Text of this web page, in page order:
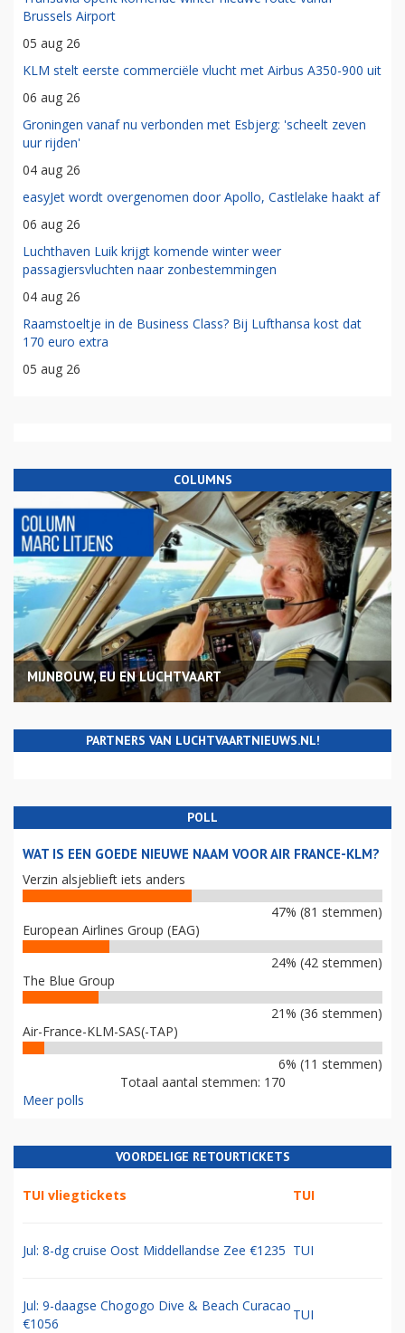
Brussels Airport
05 aug 26
KLM stelt eerste commerciële vlucht met Airbus A350-900 uit
06 aug 26
Groningen vanaf nu verbonden met Esbjerg: 'scheelt zeven
uur rijden'
04 aug 26
easyJet wordt overgenomen door Apollo, Castlelake haakt af
06 aug 26
Luchthaven Luik krijgt komende winter weer
passagiersvluchten naar zonbestemmingen
04 aug 26
Raamstoeltje in de Business Class? Bij Lufthansa kost dat
170 euro extra
05 aug 26
COLUMNS
MIJNBOUW, EU EN LUCHTVAART
PARTNERS VAN LUCHTVAARTNIEUWS.NL!
POLL
WAT IS EEN GOEDE NIEUWE NAAM VOOR AIR FRANCE-KLM?
Verzin alsjeblieft iets anders
47% (81 stemmen)
European Airlines Group (EAG)
24% (42 stemmen)
The Blue Group
21% (36 stemmen)
Air-France-KLM-SAS(-TAP)
6% (11 stemmen)
Totaal aantal stemmen: 170
Meer polls
VOORDELIGE RETOURTICKETS
TUI vliegtickets TUI
Jul: 8-dg cruise Oost Middellandse Zee €1235 TUI
Jul: 9-daagse Chogogo Dive & Beach Curacao
€1056
TUI